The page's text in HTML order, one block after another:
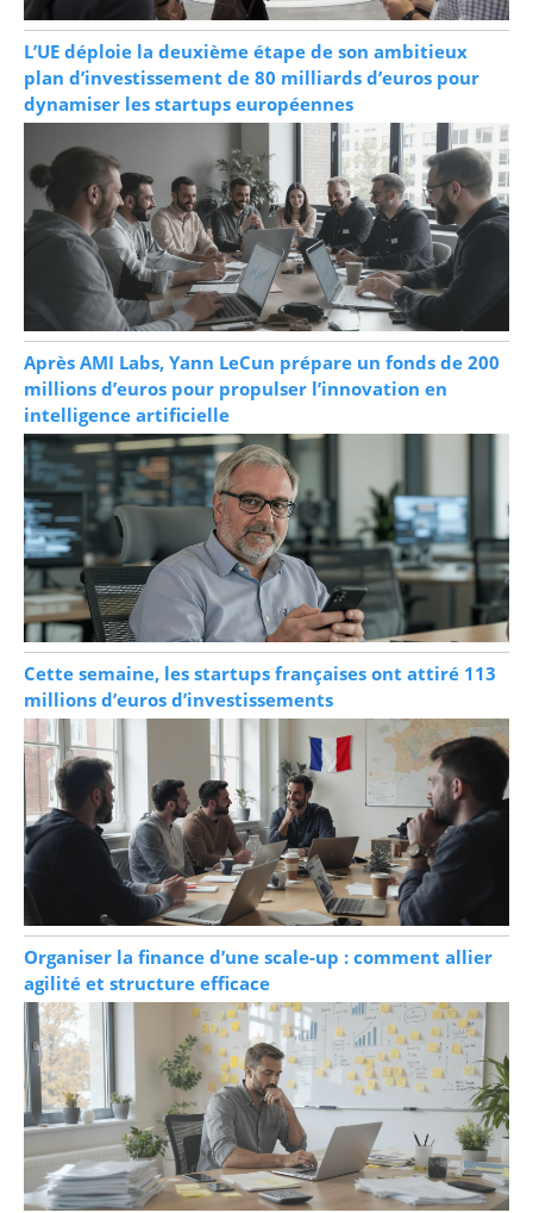
L’UE déploie la deuxième étape de son ambitieux
plan d’investissement de 80 milliards d’euros pour
dynamiser les startups européennes
Après AMI Labs, Yann LeCun prépare un fonds de 200
millions d’euros pour propulser l’innovation en
intelligence artificielle
Cette semaine, les startups françaises ont attiré 113
millions d’euros d’investissements
Organiser la finance d’une scale-up : comment allier
agilité et structure efficace